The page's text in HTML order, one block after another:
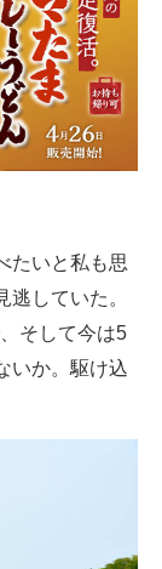
たいと私も思
していた。
そして今は5
いか。駆け込